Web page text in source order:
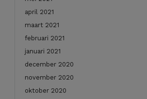
april 2021
maart 2021
februari 2021
januari 2021
december 2020
november 2020
oktober 2020